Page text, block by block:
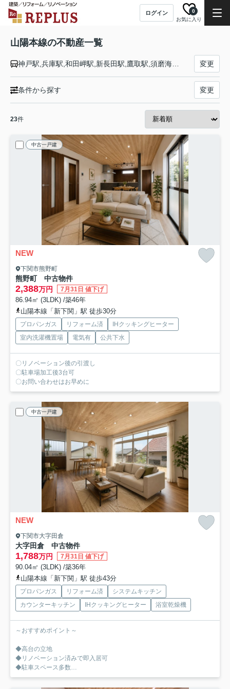
ログイン
お気に入り
0
山陽本線の不動産一覧
変更
条件から探す 変更
23件
中古一戸建
NEW
下関市熊野町
熊野町 中古物件
2,388万円 7月31日 値下げ
86.94㎡ (3LDK) /築46年
山陽本線「新下関」駅 徒歩30分
プロパンガス リフォーム済
IHクッキングヒーター
室内洗濯機置場
電気有 公共下水
〇リノベーション後の引渡し
〇駐車場加工後3台可
〇お問い合わせはお早めに
中古一戸建
NEW
下関市大字田倉
大字田倉 中古物件
1,788万円 7月31日 値下げ
90.04㎡ (3LDK) /築36年
山陽本線「新下関」駅 徒歩43分
プロパンガス リフォーム済
システムキッチン
カウンターキッチン
IHクッキングヒーター 浴室乾燥機
～おすすめポイント～
◆高台の立地
◆リノベーション済みで即入居可
◆駐車スペース多数
◆閑静な住宅地